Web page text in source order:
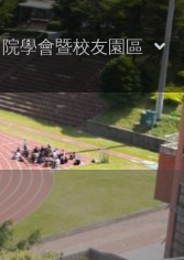
院學會暨校友園區